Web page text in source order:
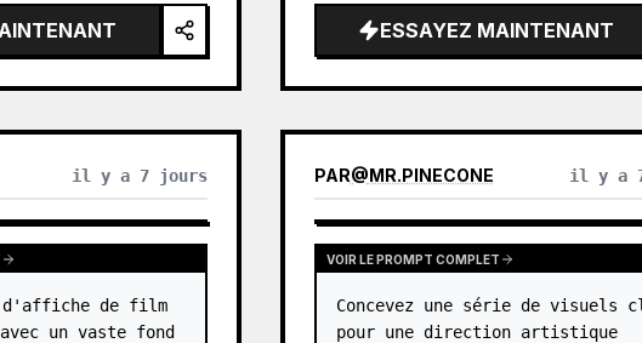
la routi…
{argument name="hair color…
ESSAYEZ MAINTENANT
il y a 7 jours
d'affiche de film
un vaste fond
PAR@MR.PINECONE il y a
VOIR LE PROMPT COMPLET
Concevez une série de visuels
pour une direction artistique